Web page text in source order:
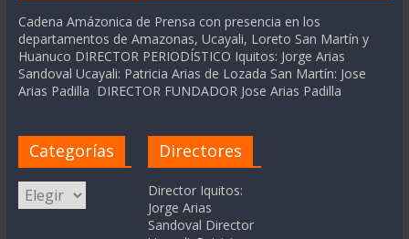
Cadena Amázonica de Prensa con presencia en los
departamentos de Amazonas, Ucayali, Loreto San Martín y
Huanuco DIRECTOR PERIODÍSTICO Iquitos: Jorge Arias
Sandoval Ucayali: Patricia Arias de Lozada San Martín: Jose
Arias Padilla DIRECTOR FUNDADOR Jose Arias Padilla
Categorías
Categorías
Directores
Director Iquitos:
Jorge Arias
Sandoval Director